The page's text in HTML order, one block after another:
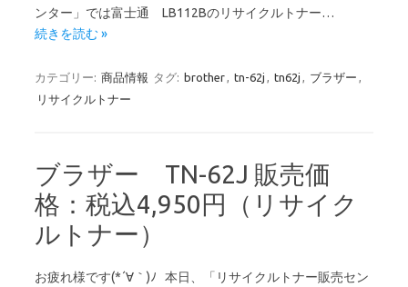
ンター」では富士通 LB112Bのリサイクルトナー…
続きを読む »
カテゴリー: 商品情報 タグ: brother, tn-62j , tn62j , ブラザー ,
リサイクルトナー
ブラザー TN-62J 販売価
格：税込4,950円（リサイク
ルトナー）
お疲れ様です(*´∀｀)ﾉ 本日、「リサイクルトナー販売セン